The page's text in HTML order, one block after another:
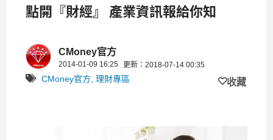
點開『財經』 產業資訊報給你知
CMoney官方
2014-01-09 16:25 更新：2018-07-14 00:35
CMoney官方 理財專區 收藏